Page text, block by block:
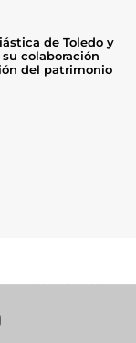
de Toledo y
colaboración
del patrimonio